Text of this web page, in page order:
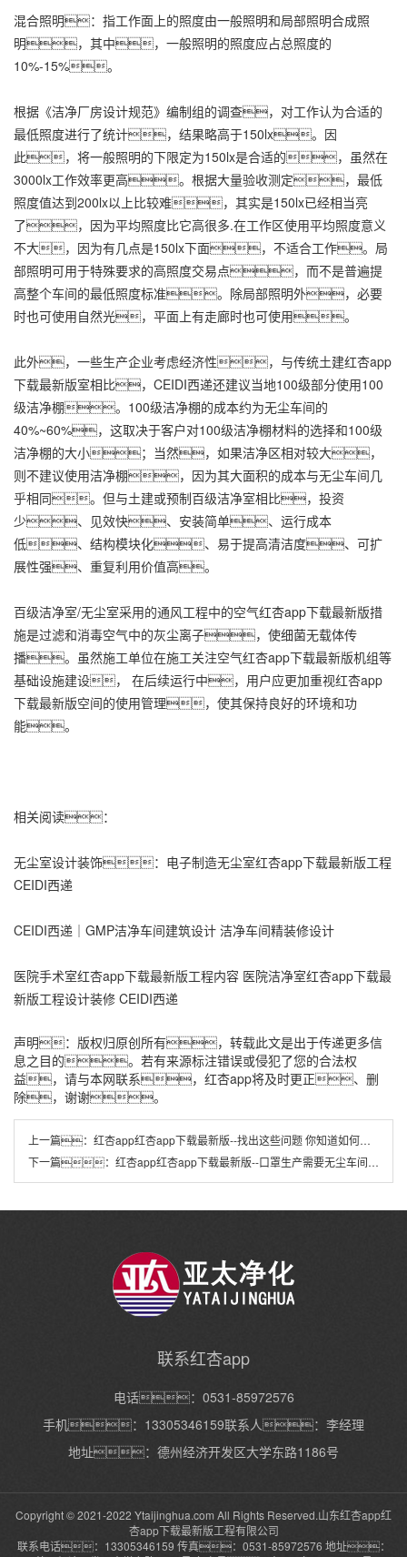
混合照明：指工作面上的照度由一般照明和局部照明合成照
明，其中，一般照明的照度应占总照度的
10%-15%。
根据《洁净厂房设计规范》编制组的调查，对工作认为合适的
最低照度进行了统计，结果略高于150lx。因
此，将一般照明的下限定为150lx是合适的，虽然在
3000lx工作效率更高。根据大量验收测定，最低
照度值达到200lx以上比较难，其实是150lx已经相当亮
了，因为平均照度比它高很多.在工作区使用平均照度意义
不大，因为有几点是150lx下面，不适合工作。局
部照明可用于特殊要求的高照度交易点，而不是普遍提
高整个车间的最低照度标准。除局部照明外，必要
时也可使用自然光，平面上有走廊时也可使用。
此外，一些生产企业考虑经济性，与传统土建红杏app
下载最新版室相比，CEIDI西递还建议当地100级部分使用100
级洁净棚。100级洁净棚的成本约为无尘车间的
40%~60%，这取决于客户对100级洁净棚材料的选择和100级
洁净棚的大小；当然，如果洁净区相对较大，
则不建议使用洁净棚，因为其大面积的成本与无尘车间几
乎相同。但与土建或预制百级洁净室相比，投资
少、见效快、安装简单、运行成本
低、结构模块化、易于提高清洁度、可扩
展性强、重复利用价值高。
百级洁净室/无尘室采用的通风工程中的空气红杏app下载最新版措
施是过滤和消毒空气中的灰尘离子，使细菌无载体传
播。虽然施工单位在施工关注空气红杏app下载最新版机组等
基础设施建设， 在后续运行中，用户应更加重视红杏app
下载最新版空间的使用管理，使其保持良好的环境和功
能。
相关阅读：
无尘室设计装饰：电子制造无尘室红杏app下载最新版工程
CEIDI西递
CEIDI西递｜GMP洁净车间建筑设计 洁净车间精装修设计
医院手术室红杏app下载最新版工程内容 医院洁净室红杏app下载最
新版工程设计装修 CEIDI西递
声明：版权归原创所有，转载此文是出于传递更多信
息之目的。若有来源标注错误或侵犯了您的合法权
益，请与本网联系，红杏app将及时更正、删
除，谢谢。
上一篇： 红杏app红杏app下载最新版--找出这些问题 你知道如何建造适合自己需求的红杏app下载最新版车间
下一篇： 红杏app红杏app下载最新版--口罩生产需要无尘车间吗？在什么情况下需要？
联系红杏app
电话：0531-85972576
手机：13305346159联系人：李经理
地址：德州经济开发区大学东路1186号
Copyright © 2021-2022 Ytaijinghua.com All Rights Reserved.山东红杏app红
杏app下载最新版工程有限公司
联系电话：13305346159 传真：0531-85972576 地址：